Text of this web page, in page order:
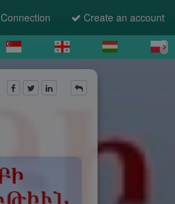
Connection Create an account